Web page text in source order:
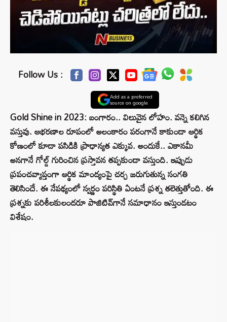
Follow Us :
Add as a preferred
source on google
Gold Shine in 2023: బంగారం.. విలువైన లోహం. వన్నె కలిగిన
వస్తువు. ఆభరణాల రూపంలో అలంకారం పరంగానే కాకుండా ఆర్థిక
కోణంలో కూడా పసిడికి ప్రాధాన్యత ఎక్కువ. అందుకే.. ఎకానమీ
అనగానే గోల్డ్‌ గురించిన ప్రస్తావన తప్పకుండా వస్తుంది. ఇప్పుడు
ప్రపంచవ్యాప్తంగా ఆర్థిక మాంద్యంపై చర్చ జరుగుతున్న సంగతి
తెలిసిందే. ఈ నేపథ్యంలో స్వర్ణం పరిస్థితి ఏంటనే ప్రశ్న తలెత్తుతోంది. ఈ
ప్రశ్నకు పరిశీలకులందరూ పాజిటివ్‌గానే సమాధానం ఇస్తుండటం
విశేషం.